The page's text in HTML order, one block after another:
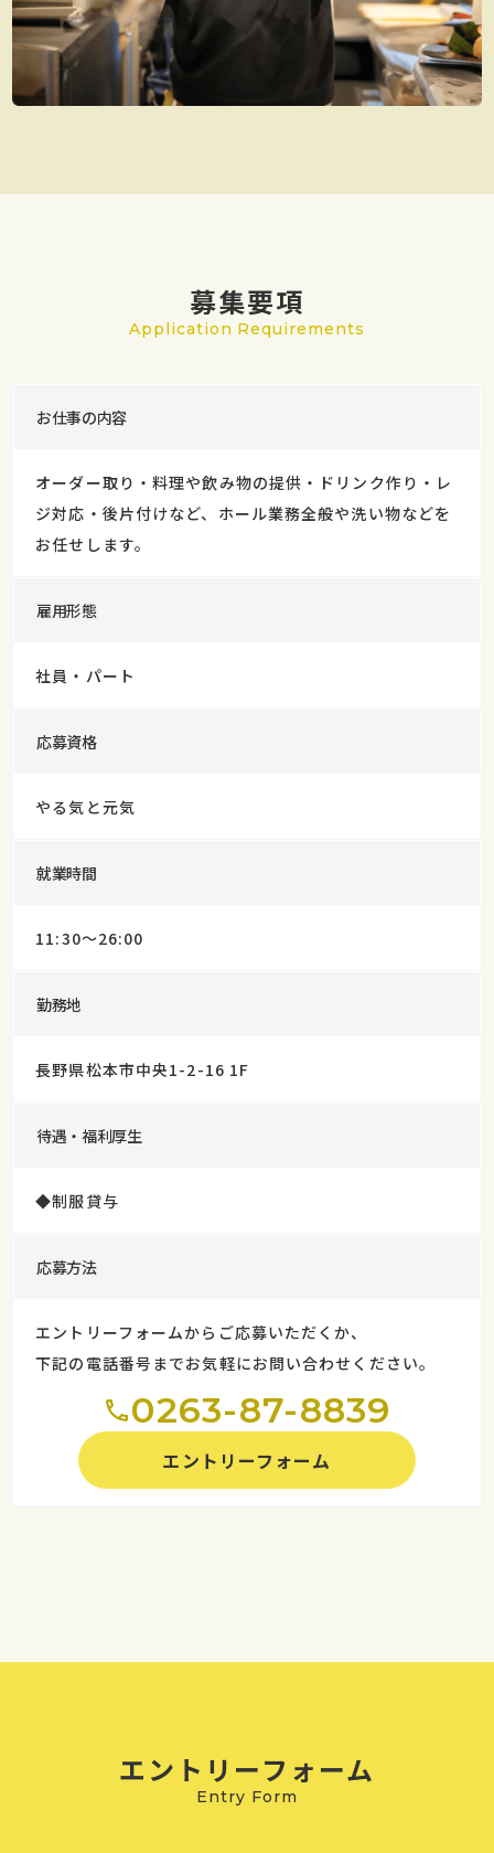
募集要項
Application Requirements
お仕事の内容
オーダー取り・料理や飲み物の提供・ドリンク作り・レ
ジ対応・後片付けなど、ホール業務全般や洗い物などを
お任せします。
雇用形態
社員・パート
応募資格
やる気と元気
就業時間
11:30～26:00
勤務地
長野県松本市中央1-2-16 1F
待遇・福利厚生
◆制服貸与
応募方法
エントリーフォームからご応募いただくか、
下記の電話番号までお気軽にお問い合わせください。
0263-87-8839
エントリーフォーム
エントリーフォーム
Entry Form